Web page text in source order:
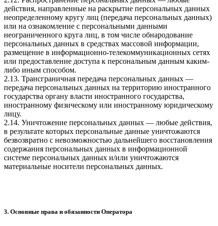
действия, направленные на раскрытие персональных данных
неопределенному кругу лиц (передача персональных данных)
или на ознакомление с персональными данными
неограниченного круга лиц, в том числе обнародование
персональных данных в средствах массовой информации,
размещение в информационно-телекоммуникационных сетях
или предоставление доступа к персональным данным каким-
либо иным способом.
2.13. Трансграничная передача персональных данных —
передача персональных данных на территорию иностранного
государства органу власти иностранного государства,
иностранному физическому или иностранному юридическому
лицу.
2.14. Уничтожение персональных данных — любые действия,
в результате которых персональные данные уничтожаются
безвозвратно с невозможностью дальнейшего восстановления
содержания персональных данных в информационной
системе персональных данных и/или уничтожаются
материальные носители персональных данных.
3. Основные права и обязанности Оператора